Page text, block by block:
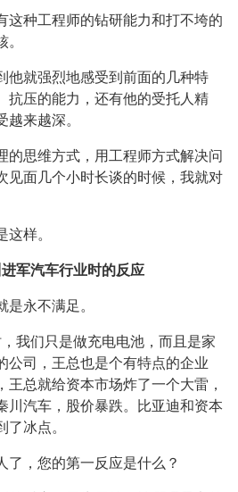
这种工程师的钻研能力和打不垮的
他就强烈地感受到前面的几种特
抗压的能力，还有他的受托人精
来越深。
的思维方式，用工程师方式解决问
见面几个小时长谈的时候，我就对
这样。
军汽车行业时的反应
是永不满足。
我们只是做充电电池，而且是家
公司，王总也是个有特点的企业
王总就给资本市场炸了一个大雷，
川汽车，股价暴跌。比亚迪和资本
冰点。
了，您的第一反应是什么？